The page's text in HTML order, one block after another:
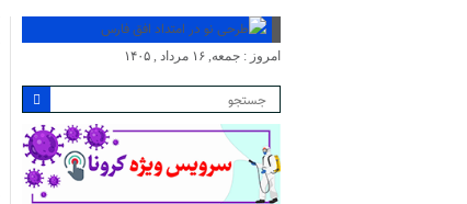
امروز : جمعه, ۱۶ مرداد , ۱۴۰۵